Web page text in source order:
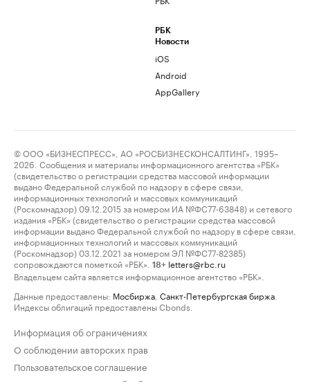
РБК
Новости
iOS
Android
AppGallery
© ООО «БИЗНЕСПРЕСС», АО «РОСБИЗНЕСКОНСАЛТИНГ», 1995–
2026. Сообщения и материалы информационного агентства «РБК»
(свидетельство о регистрации средства массовой информации
выдано Федеральной службой по надзору в сфере связи,
информационных технологий и массовых коммуникаций
(Роскомнадзор) 09.12.2015 за номером ИА №ФС77-63848) и сетевого
издания «РБК» (свидетельство о регистрации средства массовой
информации выдано Федеральной службой по надзору в сфере связи,
информационных технологий и массовых коммуникаций
(Роскомнадзор) 03.12.2021 за номером ЭЛ №ФС77-82385)
сопровождаются пометкой «РБК».
18+ letters@rbc.ru
Владельцем сайта является информационное агентство «РБК».
Данные предоставлены: Мосбиржа Санкт-Петербургская биржа
Индексы облигаций предоставлены Cbonds.
Информация об ограничениях
О соблюдении авторских прав
Пользовательское соглашение